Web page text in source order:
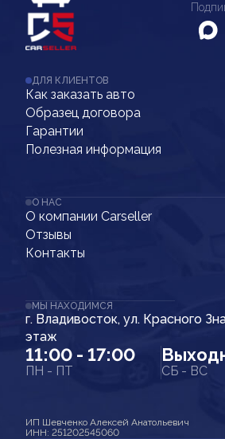
ДЛЯ КЛИЕНТОВ
Как заказать авто
Образец договора
Гарантии
Полезная информация
О НАС
О компании Carseller
Отзывы
Контакты
МЫ НАХОДИМСЯ
г. Владивосток, ул. Красного
этаж
11:00 - 17:00
ПН - ПТ СБ - ВС
ИП Шевченко Алексей Анатольевич
ИНН: 251202545060